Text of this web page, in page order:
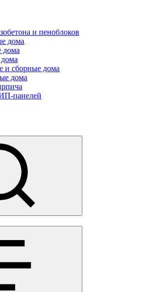
и пеноблоков
дома
дома
и сборные дома
дома
панелей